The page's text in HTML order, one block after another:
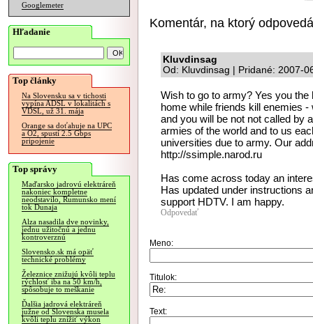
Googlemeter
Hľadanie
Top články
Na Slovensku sa v tichosti
vypína ADSL v lokalitách s
VDSL, už 31. mája
Orange sa doťahuje na UPC
a O2, spustí 2.5 Gbps
pripojenie
Top správy
Maďarsko jadrovú elektráreň
nakoniec kompletne
neodstavilo, Rumunsko mení
tok Dunaja
Alza nasadila dve novinky,
jednu užitočnú a jednu
kontroverznú
Slovensko.sk má opäť
technické problémy
Železnice znižujú kvôli teplu
rýchlosť iba na 50 km/h,
spôsobuje to meškanie
Ďalšia jadrová elektráreň
južne od Slovenska musela
kvôli teplu znížiť výkon
Komentár, na ktorý
Kluvdinsag
Od: Kluvdinsag | Pridané: 2007-
Wish to go to army? Yes you
home while friends kill enemies
and you will be not not called by
armies of the world and to us
universities due to army. Our
http://ssimple.narod.ru
Has come across today an
Has updated under instructions
support HDTV. I am happy.
Odpovedať
Meno:
Titulok:
Text: